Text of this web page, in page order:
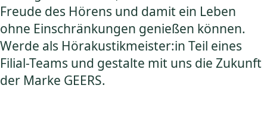
Freude des Hörens und damit ein Leben
ohne Einschränkungen genießen können.
Werde als Hörakustikmeister:in Teil eines
Filial-Teams und gestalte mit uns die Zukunft
der Marke GEERS.